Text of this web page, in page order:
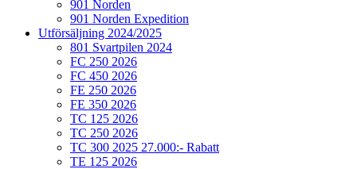
901 Norden
901 Norden Expedition
Utförsäljning 2024/2025
801 Svartpilen 2024
FC 250 2026
FC 450 2026
FE 250 2026
FE 350 2026
TC 125 2026
TC 250 2026
TC 300 2025 27.000:- Rabatt
TE 125 2026